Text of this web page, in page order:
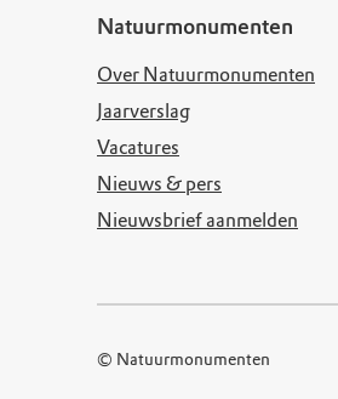
Natuurmonumenten
Over Natuurmonumenten
Jaarverslag
Vacatures
Nieuws & pers
Nieuwsbrief aanmelden
© Natuurmonumenten